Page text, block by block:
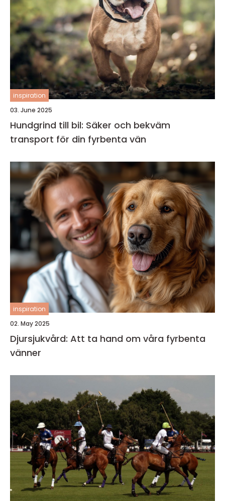
inspiration
03. June 2025
Hundgrind till bil: Säker och bekväm
transport för din fyrbenta vän
inspiration
02. May 2025
Djursjukvård: Att ta hand om våra fyrbenta
vänner